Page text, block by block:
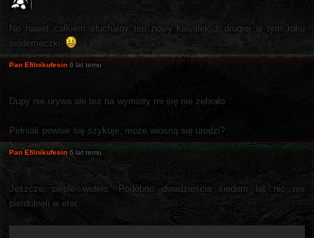
No nawet całkiem słuchalny ten nowy kawałek z drugiej w tym roku
siódemeczki.
Pan Efilnikufesin 6 lat temu
Dupy nie urywa ale też na wymioty mi się nie zebrało.
Pełniak pewnie się szykuje, może wiosną się urodzi?
Pan Efilnikufesin 6 lat temu
Jeszcze cieple wideło. Podobno dwadzieścia siedem lat nic nie
pierdolnęli w eter.